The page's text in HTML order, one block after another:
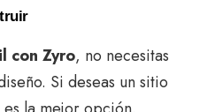
con Zyro, no necesitas
Si deseas un sitio